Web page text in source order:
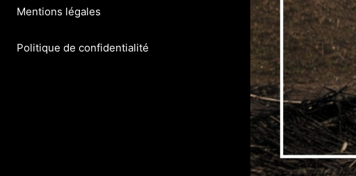
Mentions légales
Politique de confidentialité